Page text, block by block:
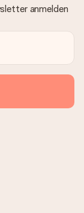
anmelden